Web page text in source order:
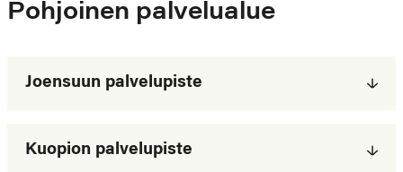
Pohjoinen palvelualue
Joensuun palvelupiste
Kuopion palvelupiste